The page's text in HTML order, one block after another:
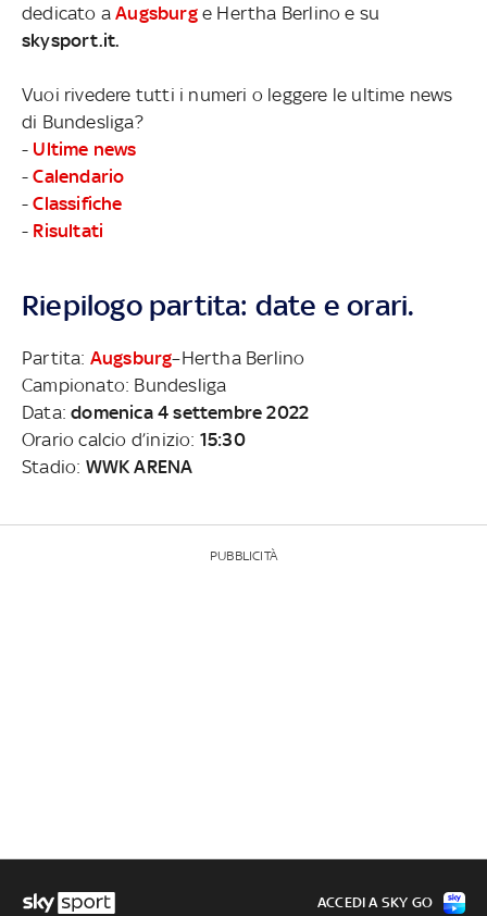
dedicato aAugsburge Hertha Berlino e su
skysport.it.
Vuoi rivedere tutti i numeri o leggere le ultime news
di Bundesliga?
- Ultime news
-Calendario
-Classifiche
- Risultati
Riepilogo partita: date e orari.
Partita: Augsburg–Hertha Berlino
Campionato: Bundesliga
Data:domenica 4 settembre 2022
Orario calcio d’inizio: 15:30
Stadio: WWK ARENA
PUBBLICITÀ
ACCEDI A SKY GO